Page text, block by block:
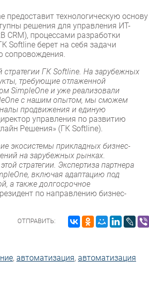
предоставит технологическую основу
решения для управления ИТ-
CRM), процессами разработки
Softline берет на себя задачи
сопровождения.
ГК Softline. На зарубежных
требующие отлаженной
SimpleOne и уже реализовали
с нашим опытом, мы сможем
продвижения и единую
управления по развитию
Решения» (ГК Softline).
экосистемы прикладных бизнес-
на зарубежных рынках.
стратегии. Экспертиза партнера
включая адаптацию под
а также долгосрочное
по направлению бизнес-
ОТПРАВИТЬ:
, автоматизация, автоматизация